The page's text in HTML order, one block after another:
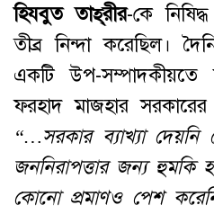
হিযবুত তাহ্‌রীর-কে নিষিদ্ধ
তীব্র নিন্দা করেছিল।
একটি উপ-সম্পাদকীয়তে
ফরহাদ মাজহার সরকারের
“…সরকার ব্যাখ্যা দেয়নি
জননিরাপত্তার জন্য হুমকি
কোনো প্রমাণও পেশ